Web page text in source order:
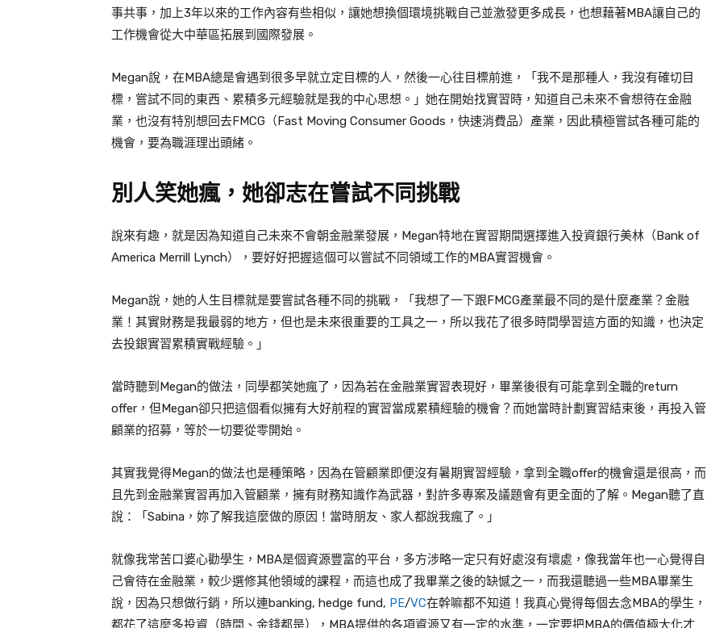
事共事，加上3年以來的工作內容有些相似，讓她想換個環境挑戰自己並激發更多成長，也想藉著MBA讓自己的
工作機會從大中華區拓展到國際發展 。
Megan說，在MBA總是會遇到很多早就立定目標的人，然後一心往目標前進，「我不是那種人，我沒有確切目
標，嘗試不同的東西、累積多元經驗就是我的中心思想。」她在開始找實習時，知道自己未來不會想待在金融
業，也沒有特別想回去FMCG （Fast Moving Consumer Goods ，快速消費品）產業，因此積極嘗試各種可能的
機會，要為職涯理出頭緒。
別人笑她瘋，她卻志在嘗試不同挑戰
說來有趣，就是因為知道自己未來不會朝金融業發展， Megan特地在實習期間選擇進入投資銀行美林（Bank of
America Merrill Lynch），要好好把握這個可以嘗試不同領域工作的MBA實習機會。
Megan說，她的人生目標就是要嘗試各種不同的挑戰，「我想了一下跟FMCG產業最不同的是什麼產業？金融
業！其實財務是我最弱的地方，但也是未來很重要的工具之一，所以我花了很多時間學習這方面的知識，也決定
去投銀實習累積實戰經驗。」
當時聽到 Megan的做法，同學都笑她瘋了，因為若在金融業實習表現好，畢業後很有可能拿到全職的return
offer ，但Megan卻只把這個看似擁有大好前程的實習當成累積經驗的機會？而她當時計劃實習結束後，再投入管
顧業的招募，等於一切要從零開始。
其實我覺得Megan的做法也是種策略，因為在管顧業即便沒有暑期實習經驗，拿到全職offer的機會還是很高，而
且先到金融業實習再加入管顧業，擁有財務知識作為武器，對許多專案及議題會有更全面的了解。Megan聽了直
說：「Sabina，妳了解我這麼做的原因！當時朋友、家人都說我瘋了。」
就像我常苦口婆心勸學生， MBA是個資源豐富的平台，多方涉略一定只有好處沒有壞處，像我當年也一心覺得自
己會待在金融業，較少選修其他領域的課程，而這也成了我畢業之後的缺憾之一，而我還聽過一些MBA畢業生
說，因為只想做行銷，所以連banking, hedge fund, PE/VC在幹嘛都不知道！我真心覺得每個去念MBA的學生，
都花了這麼多投資（時間、金錢都是）， MBA提供的各項資源又有一定的水準，一定要把MBA的價值極大化才